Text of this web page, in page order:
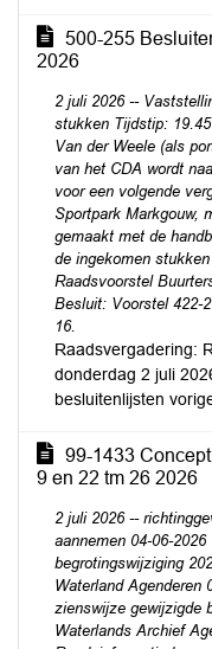
500-255
2026
2 juli 2026 --
stukken Tijdstip:
Van der Weele (als
van het CDA wordt
voor een volgende
Sportpark Markgouw,
gemaakt met de
de ingekomen
Raadsvoorstel
Besluit: Voorstel 422-
16.
Raadsvergadering:
donderdag 2 juli
besluitenlijsten
99-1433
9 en 22 tm 26 2026
2 juli 2026 --
aannemen 04-06-
begrotingswijziging
Waterland Agenderen
zienswijze gewijzigde
Waterlands Archief